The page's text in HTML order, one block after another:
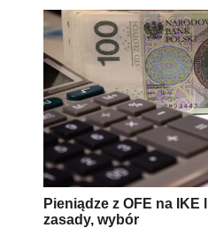
Pieniądze z OFE na IKE
zasady, wybór